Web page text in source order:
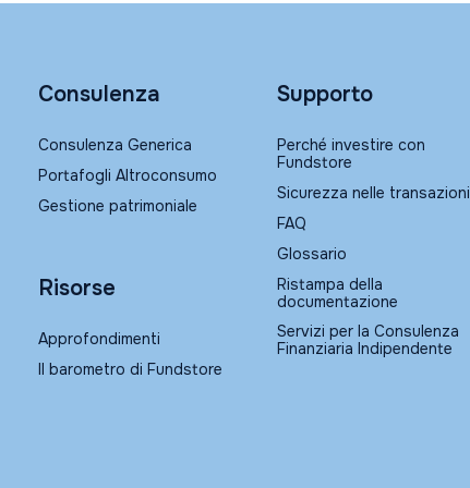
Consulenza
Consulenza Generica
Portafogli Altroconsumo
Gestione patrimoniale
Risorse
Approfondimenti
Il barometro di Fundstore
Supporto
Perché investire con
Fundstore
Sicurezza nelle transazioni
FAQ
Glossario
Ristampa della
documentazione
Servizi per la Consulenza
Finanziaria Indipendente